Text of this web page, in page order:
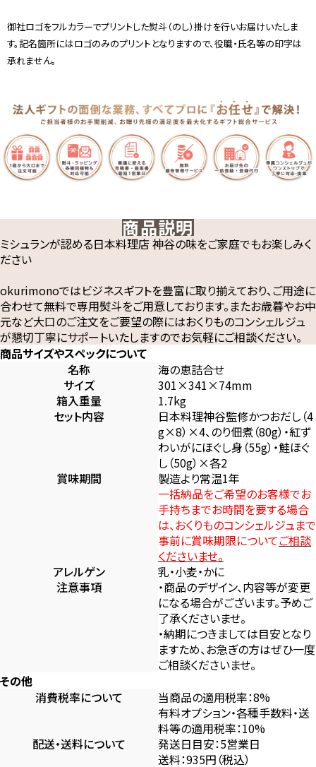
御社ロゴをフルカラーでプリントした熨斗（のし）掛けを行いお届けいたしま
す。記名箇所にはロゴのみのプリントとなりますので、役職・氏名等の印字は
承れません。
商品説明
ミシュランが認める日本料理店 神谷の味をご家庭でもお楽しみく
ださい
okurimonoではビジネスギフトを豊富に取り揃えており、ご用途に
合わせて無料で専用熨斗をご用意しております。またお歳暮やお中
元など大口のご注文をご要望の際にはおくりものコンシェルジュ
が懇切丁寧にサポートいたしますのでお気軽にご相談ください。
商品サイズやスペックについて
名称
海の恵詰合せ
サイズ
301×341×74mm
箱入重量
1.7kg
セット内容
日本料理神谷監修かつおだし（4
g×8）×4、のり佃煮（80g）・紅ず
わいがにほぐし身（55g）・鮭ほぐ
し（50g）×各2
賞味期間
製造より常温1年
一括納品をご希望のお客様でお
手持ちまでお時間を要する場合
は、おくりものコンシェルジュまで
事前に賞味期限についてご相談
くださいませ。
アレルゲン
乳・小麦・かに
注意事項
・商品のデザイン、内容等が変更
になる場合がございます。予めご
了承くださいませ。
・納期につきましては目安となり
ますため、お急ぎの方はぜひ一度
ご相談くださいませ。
その他
消費税率について
当商品の適用税率：8%
有料オプション・各種手数料・送
料等の適用税率：10%
配送・送料について
発送日目安：5営業日
送料：935円（税込）